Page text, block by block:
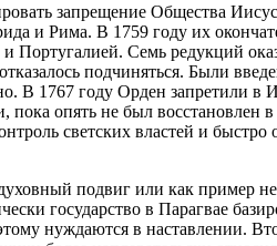
запрещение Общества
и Рима. В 1759 году их
Семь редукций
подчиняться. Были
В 1767 году Орден запретили
опять не был
светских властей и
подвиг или как пример
государство в Парагвае
нуждаются в наставлении.